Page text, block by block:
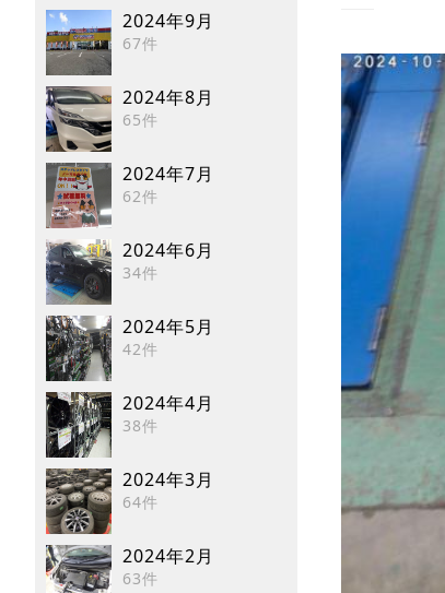
2024年9月
67件
2024年8月
65件
2024年7月
62件
2024年6月
34件
2024年5月
42件
2024年4月
38件
2024年3月
64件
2024年2月
63件